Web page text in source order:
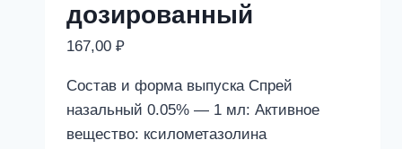
дозированный
167,00 ₽
Состав и форма выпуска Спрей
назальный 0.05% — 1 мл: Активное
вещество: ксилометазолина